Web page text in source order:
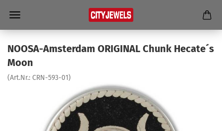
NOOSA-​Amsterdam ORI­GI­NAL Chunk He­ca­te´s
Moon
(Art.Nr.: CRN-​593-01)